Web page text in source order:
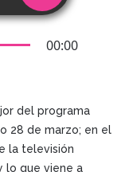
00:00
del programa
28 de marzo; en el
la televisión
lo que viene a